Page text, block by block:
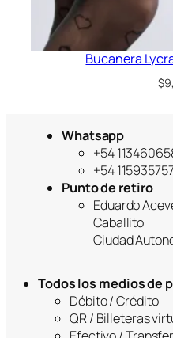
Bucanera
$
Whatsapp
+54
+54
Punto de retiro
Eduardo
Caballito
Ciudad
Todos los medios de
Débito / Crédito
QR / Billeteras